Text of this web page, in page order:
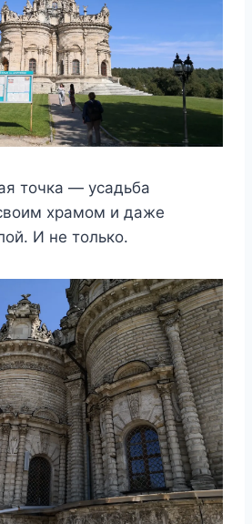
точка — усадьба
храмом и даже
И не только.